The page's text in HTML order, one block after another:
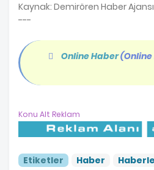
Kaynak: Demirören Haber
---
Online Haber(Online
Konu Alt Reklam
Etiketler Haber